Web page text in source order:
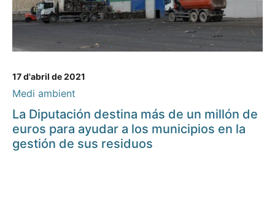
17 d'abril de 2021
Medi ambient
La Diputación destina más de un millón de
euros para ayudar a los municipios en la
gestión de sus residuos